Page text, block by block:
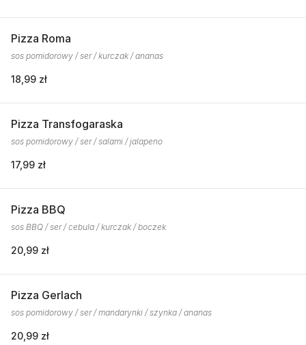
Pizza Roma
sos pomidorowy / ser / kurczak / ananas
18,99 zł
Pizza Transfogaraska
sos pomidorowy / ser / salami / jalapeno
17,99 zł
Pizza BBQ
sos BBQ / ser / cebula / kurczak / boczek
20,99 zł
Pizza Gerlach
sos pomidorowy / ser / mandarynki / szynka / ananas
20,99 zł